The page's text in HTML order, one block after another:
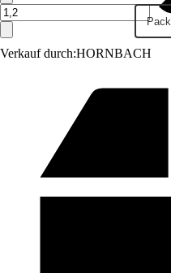
Verkauf durch:HORNBACH
Pack